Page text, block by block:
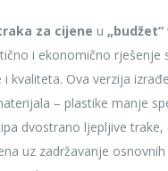
za cijene u
i ekonomično rješenje
kvaliteta. Ova verzija
– plastike manje
dvostrano ljepljive trake,
uz zadržavanje